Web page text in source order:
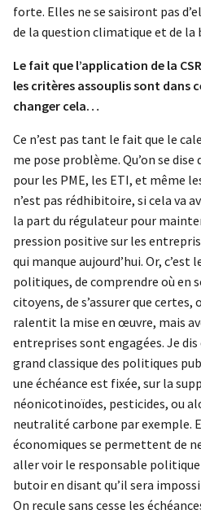
forte. Elles ne se saisiront pas
de la question climatique et de la
Le fait que l’application de la
les critères assouplis sont dans
changer cela…
Ce n’est pas tant le fait que le
me pose problème. Qu’on se
pour les PME, les ETI, et même
n’est pas rédhibitoire, si cela va
la part du régulateur pour
pression positive sur les
qui manque aujourd’hui. Or, c’est
politiques, de comprendre où en
citoyens, de s’assurer que
ralentit la mise en œuvre, mais
entreprises sont engagées. Je dis
grand classique des politiques
une échéance est fixée, sur la
néonicotinoïdes, pesticides, ou
neutralité carbone par exemple.
économiques se permettent de
aller voir le responsable
butoir en disant qu’il sera
On recule sans cesse les